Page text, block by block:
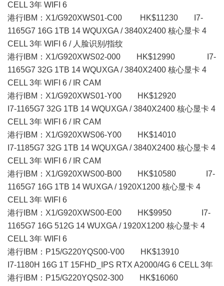
CELL 3年 WIFI 6
港行IBM：X1/G920XWS01-C00 HK$11230 I7-
1165G7 16G 1TB 14 WQUXGA / 3840X2400 核心显卡 4
CELL 3年 WIFI 6 / 人脸识别/指纹
港行IBM：X1/G920XWS02-000 HK$12990 I7-
1165G7 32G 1TB 14 WQUXGA / 3840X2400 核心显卡 4
CELL 3年 WIFI 6 / IR CAM
港行IBM：X1/G920XWS01-Y00 HK$12920
I7-1165G7 32G 1TB 14 WQUXGA / 3840X2400 核心显卡 4
CELL 3年 WIFI 6 / IR CAM
港行IBM：X1/G920XWS06-Y00 HK$14010
I7-1185G7 32G 1TB 14 WQUXGA / 3840X2400 核心显卡 4
CELL 3年 WIFI 6 / IR CAM
港行IBM：X1/G920XWS00-B00 HK$10580 I7-
1165G7 16G 1TB 14 WUXGA / 1920X1200 核心显卡 4
CELL 3年 WIFI 6
港行IBM：X1/G920XWS00-E00 HK$9950 I7-
1165G7 16G 512G 14 WUXGA / 1920X1200 核心显卡 4
CELL 3年 WIFI 6
港行IBM：P15/G220YQS00-V00 HK$13910
I7-1180H 16G 1T 15FHD_IPS RTX A2000/4G 6 CELL 3年
港行IBM：P15/G220YQS02-300 HK$16060